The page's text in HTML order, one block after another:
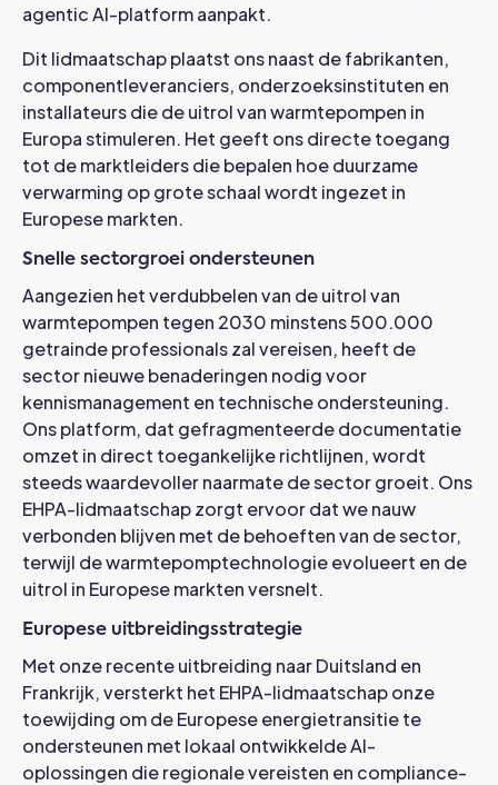
agentic AI-platform aanpakt.
Dit lidmaatschap plaatst ons naast de fabrikanten,
componentleveranciers, onderzoeksinstituten en
installateurs die de uitrol van warmtepompen in
Europa stimuleren. Het geeft ons directe toegang
tot de marktleiders die bepalen hoe duurzame
verwarming op grote schaal wordt ingezet in
Europese markten.
Snelle sectorgroei ondersteunen
Aangezien het verdubbelen van de uitrol van
warmtepompen tegen 2030 minstens 500.000
getrainde professionals zal vereisen, heeft de
sector nieuwe benaderingen nodig voor
kennismanagement en technische ondersteuning.
Ons platform, dat gefragmenteerde documentatie
omzet in direct toegankelijke richtlijnen, wordt
steeds waardevoller naarmate de sector groeit. Ons
EHPA-lidmaatschap zorgt ervoor dat we nauw
verbonden blijven met de behoeften van de sector,
terwijl de warmtepomptechnologie evolueert en de
uitrol in Europese markten versnelt.
Europese uitbreidingsstrategie
Met onze recente uitbreiding naar Duitsland en
Frankrijk, versterkt het EHPA-lidmaatschap onze
toewijding om de Europese energietransitie te
ondersteunen met lokaal ontwikkelde AI-
oplossingen die regionale vereisten en compliance-